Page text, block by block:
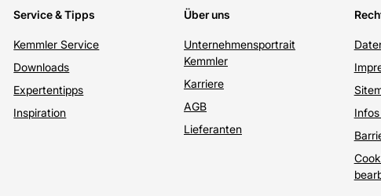
Service & Tipps
Kemmler Service
Downloads
Expertentipps
Inspiration
Über uns
Unternehmensportrait
Kemmler
Karriere
AGB
Lieferanten